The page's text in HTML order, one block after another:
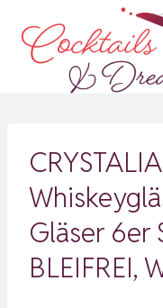
Inhalt
springen
Gläser 6er
BLEIFREI,